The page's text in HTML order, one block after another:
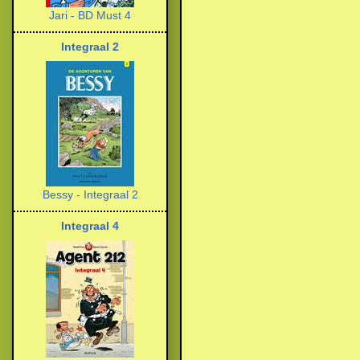
Jari - BD Must 4
Integraal 2
Bessy - Integraal 2
Integraal 4